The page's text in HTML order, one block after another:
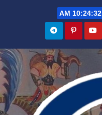
10:24:33 AM